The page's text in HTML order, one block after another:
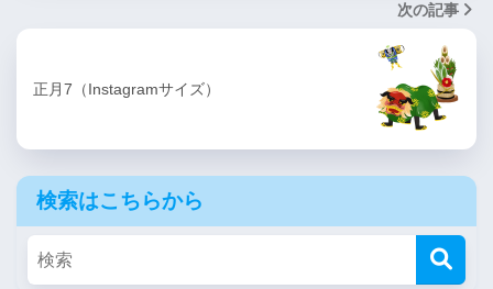
次の記事
正月7（Instagramサイズ）
検索はこちらから